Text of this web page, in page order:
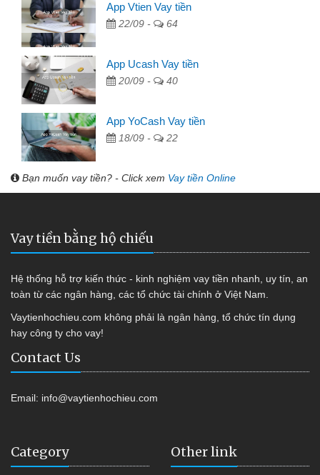
App Vtien Vay tiền
22/09 - 64
App Ucash Vay tiền
20/09 - 40
App YoCash Vay tiền
18/09 - 22
Bạn muốn vay tiền? - Click xem Vay tiền Online
Vay tiền bằng hộ chiếu
Hệ thống hỗ trợ kiến thức - kinh nghiệm vay tiền nhanh, uy tín, an
toàn từ các ngân hàng, các tổ chức tài chính ở Việt Nam.
Vaytienhochieu.com không phải là ngân hàng, tổ chức tín dụng
hay công ty cho vay!
Contact Us
Email: info@vaytienhochieu.com
Category Other link